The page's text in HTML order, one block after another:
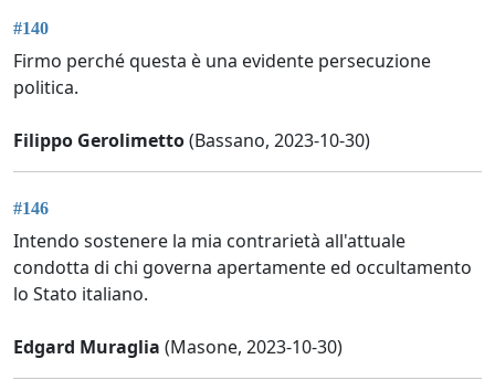
#140
Firmo perché questa è una evidente persecuzione
politica.
Filippo Gerolimetto(Bassano, 2023-10-30)
#146
Intendo sostenere la mia contrarietà all'attuale
condotta di chi governa apertamente ed occultamento
lo Stato italiano.
Edgard Muraglia (Masone, 2023-10-30)